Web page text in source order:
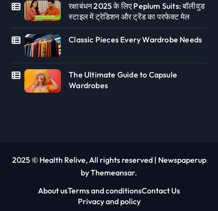
रक्षाबंधन 2025 के लिए Peplum Suits: बॉलीवुड
स्टाइल में ट्रेडिशन और ट्रेंड का परफेक्ट मेल
Classic Pieces Every Wardrobe Needs
The Ultimate Guide to Capsule
Wardrobes
2025 © Health Relive, All rights reserved | Newspaperup
byThemeansar.
About usTerms and conditionsContact Us
Privacy and policy